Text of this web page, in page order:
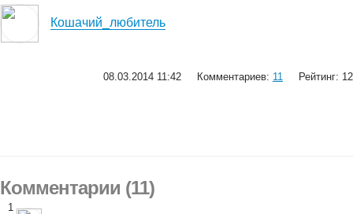
Кошачий_любитель
08.03.2014 11:42 Комментариев: 11 Рейтинг: 12
Комментарии (11)
1